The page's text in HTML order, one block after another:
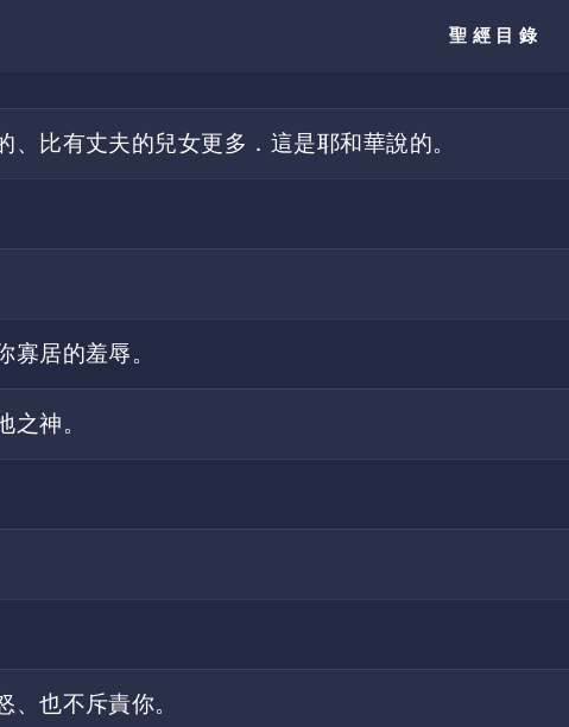
聖經目錄
比有丈夫的兒女更多．這是耶和華說的。
居的羞辱。
神。
也不斥責你。